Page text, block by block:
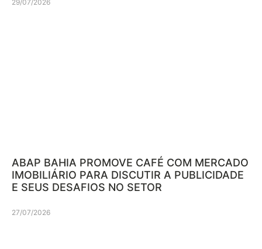
29/07/2026
ABAP BAHIA PROMOVE CAFÉ COM MERCADO
IMOBILIÁRIO PARA DISCUTIR A PUBLICIDADE
E SEUS DESAFIOS NO SETOR
27/07/2026